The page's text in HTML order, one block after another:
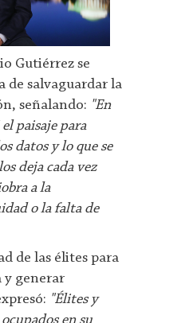
Gutiérrez se
de salvaguardar la
señalando: "En
paisaje para
datos y lo que se
deja cada vez
a la
o la falta de
de las élites para
y generar
"Élites y